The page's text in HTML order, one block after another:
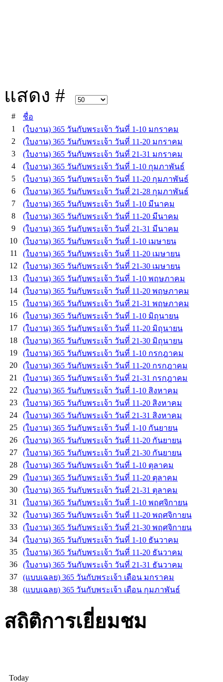
แสดง #
#
ชื่อ
1
(ใบงาน) 365 วันกับพระเจ้า วันที่ 1-10 มกราคม
2
(ใบงาน) 365 วันกับพระเจ้า วันที่ 11-20 มกราคม
3
(ใบงาน) 365 วันกับพระเจ้า วันที่ 21-31 มกราคม
4
(ใบงาน) 365 วันกับพระเจ้า วันที่ 1-10 กุมภาพันธ์
5
(ใบงาน) 365 วันกับพระเจ้า วันที่ 11-20 กุมภาพันธ์
6
(ใบงาน) 365 วันกับพระเจ้า วันที่ 21-28 กุมภาพันธ์
7
(ใบงาน) 365 วันกับพระเจ้า วันที่ 1-10 มีนาคม
8
(ใบงาน) 365 วันกับพระเจ้า วันที่ 11-20 มีนาคม
9
(ใบงาน) 365 วันกับพระเจ้า วันที่ 21-31 มีนาคม
10
(ใบงาน) 365 วันกับพระเจ้า วันที่ 1-10 เมษายน
11
(ใบงาน) 365 วันกับพระเจ้า วันที่ 11-20 เมษายน
12
(ใบงาน) 365 วันกับพระเจ้า วันที่ 21-30 เมษายน
13
(ใบงาน) 365 วันกับพระเจ้า วันที่ 1-10 พฤษภาคม
14
(ใบงาน) 365 วันกับพระเจ้า วันที่ 11-20 พฤษภาคม
15
(ใบงาน) 365 วันกับพระเจ้า วันที่ 21-31 พฤษภาคม
16
(ใบงาน) 365 วันกับพระเจ้า วันที่ 1-10 มิถุนายน
17
(ใบงาน) 365 วันกับพระเจ้า วันที่ 11-20 มิถุนายน
18
(ใบงาน) 365 วันกับพระเจ้า วันที่ 21-30 มิถุนายน
19
(ใบงาน) 365 วันกับพระเจ้า วันที่ 1-10 กรกฎาคม
20
(ใบงาน) 365 วันกับพระเจ้า วันที่ 11-20 กรกฎาคม
21
(ใบงาน) 365 วันกับพระเจ้า วันที่ 21-31 กรกฎาคม
22
(ใบงาน) 365 วันกับพระเจ้า วันที่ 1-10 สิงหาคม
23
(ใบงาน) 365 วันกับพระเจ้า วันที่ 11-20 สิงหาคม
24
(ใบงาน) 365 วันกับพระเจ้า วันที่ 21-31 สิงหาคม
25
(ใบงาน) 365 วันกับพระเจ้า วันที่ 1-10 กันยายน
26
(ใบงาน) 365 วันกับพระเจ้า วันที่ 11-20 กันยายน
27
(ใบงาน) 365 วันกับพระเจ้า วันที่ 21-30 กันยายน
28
(ใบงาน) 365 วันกับพระเจ้า วันที่ 1-10 ตุลาคม
29
(ใบงาน) 365 วันกับพระเจ้า วันที่ 11-20 ตุลาคม
30
(ใบงาน) 365 วันกับพระเจ้า วันที่ 21-31 ตุลาคม
31
(ใบงาน) 365 วันกับพระเจ้า วันที่ 1-10 พฤศจิกายน
32
(ใบงาน) 365 วันกับพระเจ้า วันที่ 11-20 พฤศจิกายน
33
(ใบงาน) 365 วันกับพระเจ้า วันที่ 21-30 พฤศจิกายน
34
(ใบงาน) 365 วันกับพระเจ้า วันที่ 1-10 ธันวาคม
35
(ใบงาน) 365 วันกับพระเจ้า วันที่ 11-20 ธันวาคม
36
(ใบงาน) 365 วันกับพระเจ้า วันที่ 21-31 ธันวาคม
37
(แบบเฉลย) 365 วันกับพระเจ้า เดือน มกราคม
38
(แบบเฉลย) 365 วันกับพระเจ้า เดือน กุมภาพันธ์
สถิติการเยี่ยมชม
Today